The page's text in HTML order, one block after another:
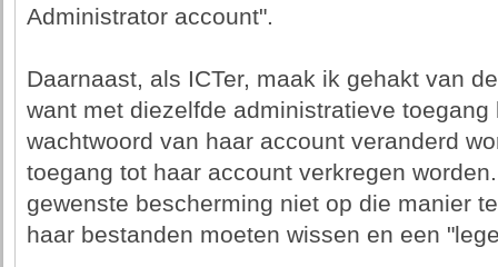
Administrator account".
Daarnaast, als ICTer, maak ik gehakt van
want met diezelfde administratieve
wachtwoord van haar account veranderd
toegang tot haar account verkregen
gewenste bescherming niet op die manier
haar bestanden moeten wissen en een